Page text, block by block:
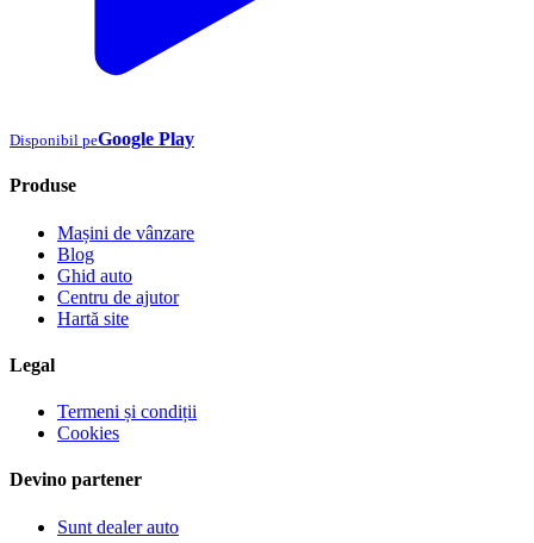
Disponibil peGoogle Play
Produse
Mașini de vânzare
Blog
Ghid auto
Centru de ajutor
Hartă site
Legal
Termeni și condiții
Cookies
Devino partener
Sunt dealer auto